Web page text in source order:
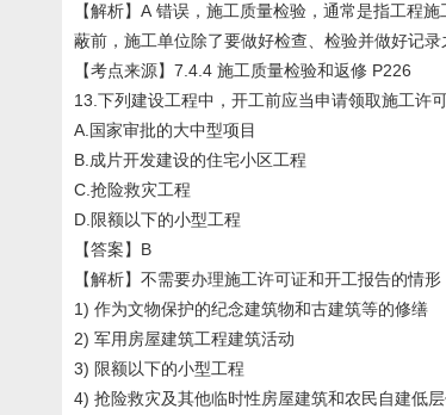
【解析】A 错误，施工质量检验，通常是指工程
蔽前，施工单位除了要做好检查、检验并做好记
【考点来源】7.4.4 施工质量检验和返修 P226
13.下列建设工程中，开工前应当申请领取施工许
A.国家审批的大中型项目
B.成片开发建设的住宅小区工程
C.抢险救灾工程
D.限额以下的小型工程
【答案】B
【解析】不需要办理施工许可证和开工报告的情形
1) 作为文物保护的纪念建筑物和古建筑等的修缮
2) 军用房屋建筑工程建筑活动
3) 限额以下的小型工程
4) 抢险救灾及其他临时性房屋建筑和农民自建低